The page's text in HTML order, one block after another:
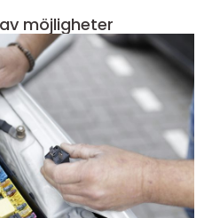
möjligheter